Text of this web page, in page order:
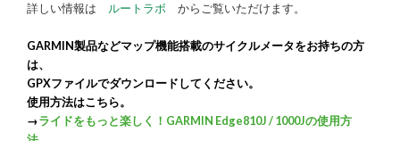
詳しい情報は ルートラボ からご覧いただけます。
GARMIN製品などマップ機能搭載のサイクルメータをお持ちの方
は、
GPXファイルでダウンロードしてください。
使用方法はこちら。
→ライドをもっと楽しく！GARMIN Edge810J / 1000Jの使用方